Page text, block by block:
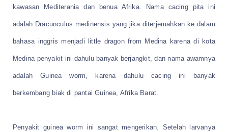
kawasan Mediterania dan benua Afrika. Nama cacing pita ini
adalah Dracunculus medinensis yang jika diterjemahkan ke dalam
bahasa inggris menjadi little dragon from Medina karena di kota
Medina penyakit ini dahulu banyak berjangkit, dan nama awamnya
adalah Guinea worm, karena dahulu cacing ini banyak
berkembang biak di pantai Guinea, Afrika Barat.
Penyakit guinea worm ini sangat mengerikan. Setelah larvanya